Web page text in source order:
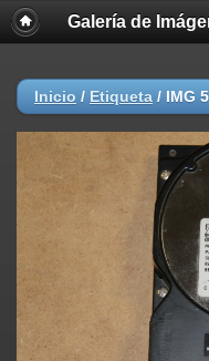
Galería de
Inicio / Etiqueta / IMG